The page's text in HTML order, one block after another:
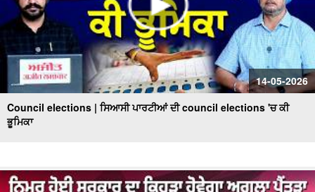
14-05-2026
Council elections | ਸਿਆਸੀ ਪਾਰਟੀਆਂ ਦੀ council elections 'ਚ ਕੀ
ਭੂਮਿਕਾ